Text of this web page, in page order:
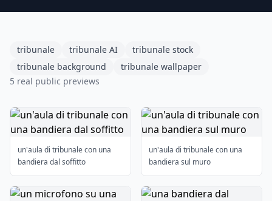
tribunale tribunale AI
tribunale stock
tribunale background
tribunale wallpaper
5 real public previews
un'aula di tribunale con una
bandiera dal soffitto
un'aula di tribunale con una
bandiera sul muro